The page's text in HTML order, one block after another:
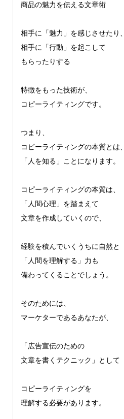
商品の魅力を伝える文章術
相手に「魅力」を感じさせたり、
相手に「行動」を起こして
もらったりする
特徴をもった技術が、
コピーライティングです。
つまり、
コピーライティングの本質とは、
「人を知る」ことになります。
コピーライティングの本質は、
「人間心理」を踏まえて
文章を作成していくので、
経験を積んでいくうちに自然と
「人間を理解する」力も
備わってくることでしょう。
そのためには、
マーケターであるあなたが、
「広告宣伝のための
文章を書くテクニック」として
コピーライティングを
理解する必要があります。